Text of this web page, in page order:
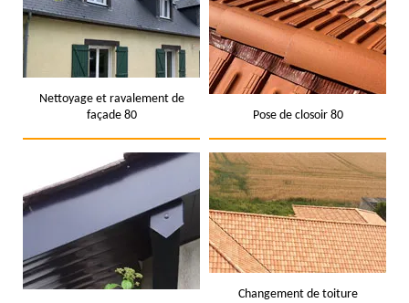
Nettoyage et ravalement de
façade 80
Pose de closoir 80
Changement de toiture